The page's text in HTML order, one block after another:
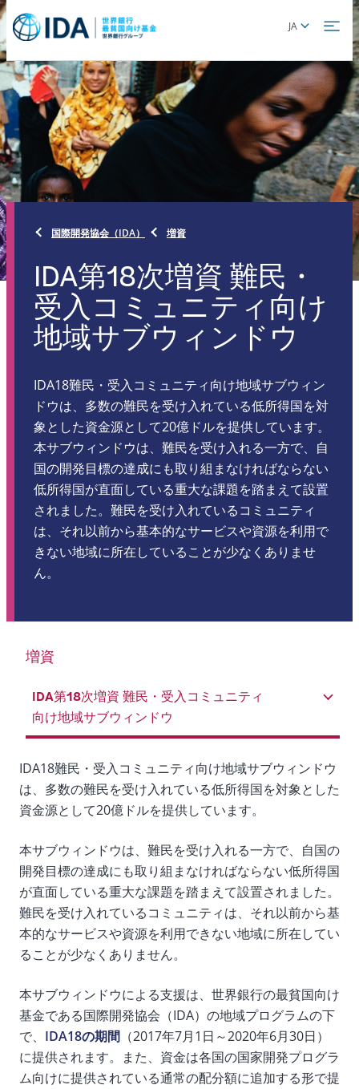
Skip
main
content
Global
toggler
JA
国際開発協会（IDA） 増資
IDA第18次増資 難民・
受入コミュニティ向け
地域サブウィンドウ
IDA18難民・受入コミュニティ向け地域サブウィン
ドウは、多数の難民を受け入れている低所得国を対
象とした資金源として20億ドルを提供しています。
本サブウィンドウは、難民を受け入れる一方で、自
国の開発目標の達成にも取り組まなければならない
低所得国が直面している重大な課題を踏まえて設置
されました。難民を受け入れているコミュニティ
は、それ以前から基本的なサービスや資源を利用で
きない地域に所在していることが少なくありませ
ん。
増資
IDA第18次増資 難民・受入コミュニティ
向け地域サブウィンドウ
IDA18難民・受入コミュニティ向け地域サブウィンドウ
は、多数の難民を受け入れている低所得国を対象とした
資金源として20億ドルを提供しています。
本サブウィンドウは、難民を受け入れる一方で、自国の
開発目標の達成にも取り組まなければならない低所得国
が直面している重大な課題を踏まえて設置されました。
難民を受け入れているコミュニティは、それ以前から基
本的なサービスや資源を利用できない地域に所在してい
ることが少なくありません。
本サブウィンドウによる支援は、世界銀行の最貧国向け
基金である国際開発協会（IDA）の地域プログラムの下
で、 IDA18の期間 （2017年7月1日～2020年6月30日）
に提供されます。また、資金は各国の国家開発プログラ
ム向けに提供されている通常の配分額に追加する形で提